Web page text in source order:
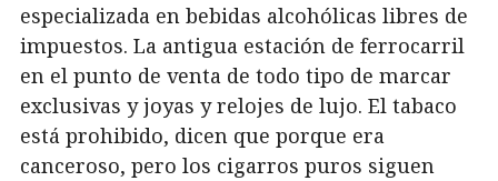
especializada en bebidas alcohólicas libres de
impuestos. La antigua estación de ferrocarril
en el punto de venta de todo tipo de marcar
exclusivas y joyas y relojes de lujo. El tabaco
está prohibido, dicen que porque era
canceroso, pero los cigarros puros siguen